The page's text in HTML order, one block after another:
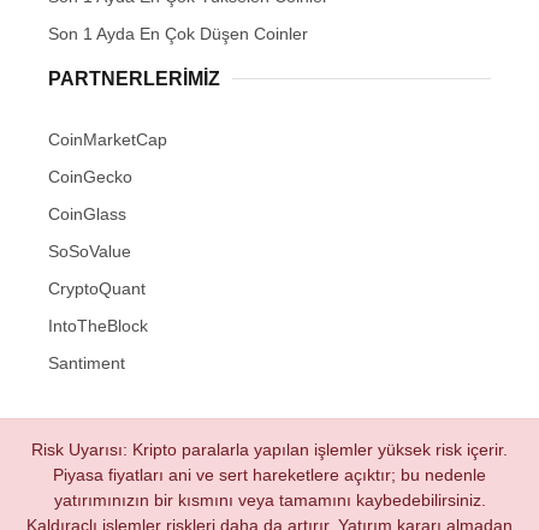
Son 1 Ayda En Çok Düşen Coinler
PARTNERLERIMIZ
CoinMarketCap
CoinGecko
CoinGlass
SoSoValue
CryptoQuant
IntoTheBlock
Santiment
Risk Uyarısı: Kripto paralarla yapılan işlemler yüksek risk içerir.
Piyasa fiyatları ani ve sert hareketlere açıktır; bu nedenle
yatırımınızın bir kısmını veya tamamını kaybedebilirsiniz.
Kaldıraçlı işlemler riskleri daha da artırır. Yatırım kararı almadan